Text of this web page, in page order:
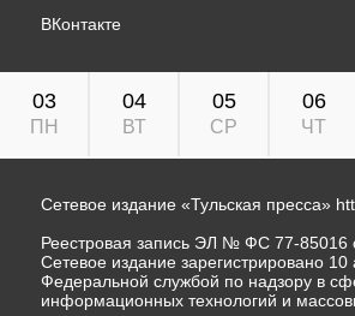
ВКонтакте
03
ПН
04
ВТ
05
СР
06
ЧТ
Сетевое издание «Тульская пресса»
Реестровая запись ЭЛ № ФС 77-85016
Сетевое издание зарегистрировано 10
Федеральной службой по надзору в
информационных технологий и